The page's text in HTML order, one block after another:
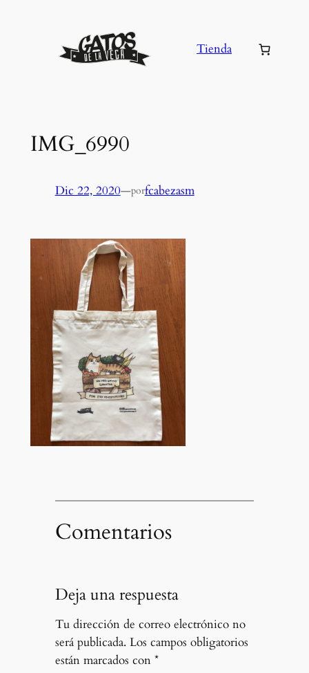
Tienda
IMG_6990
Dic 22, 2020—porfcabezasm
Comentarios
Deja una respuesta
Tu dirección de correo electrónico no
será publicada. Los campos obligatorios
están marcados con *